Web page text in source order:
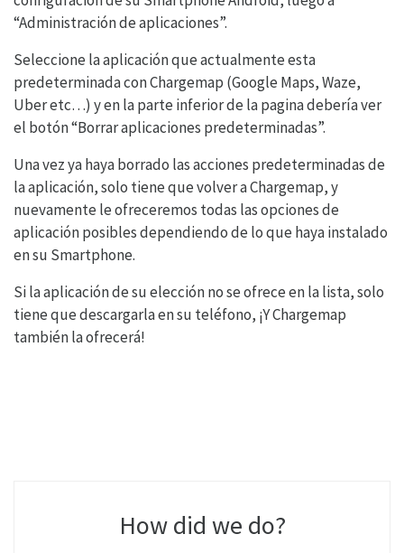
“Administración de aplicaciones”.
Seleccione la aplicación que actualmente esta
predeterminada con Chargemap (Google Maps, Waze,
Uber etc…) y en la parte inferior de la pagina debería ver
el botón “Borrar aplicaciones predeterminadas”.
Una vez ya haya borrado las acciones predeterminadas de
la aplicación, solo tiene que volver a Chargemap, y
nuevamente le ofreceremos todas las opciones de
aplicación posibles dependiendo de lo que haya instalado
en su Smartphone.
Si la aplicación de su elección no se ofrece en la lista, solo
tiene que descargarla en su teléfono, ¡Y Chargemap
también la ofrecerá!
How did we do?